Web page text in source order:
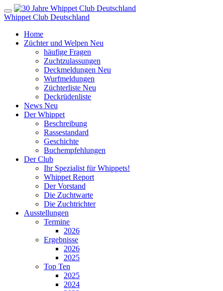
Whippet Club Deutschland
Home
Züchter und Welpen Neu
häufige Fragen
Zuchtzulassungen
Deckmeldungen Neu
Wurfmeldungen
Züchterliste Neu
Deckrüdenliste
News Neu
Der Whippet
Beschreibung
Rassestandard
Geschichte
Buchempfehlungen
Der Club
Ihr Spezialist für Whippets!
Whippet Report
Der Vorstand
Die Zuchtwarte
Die Zuchtrichter
Ausstellungen
Termine
2026
Ergebnisse
2026
2025
Top Ten
2025
2024